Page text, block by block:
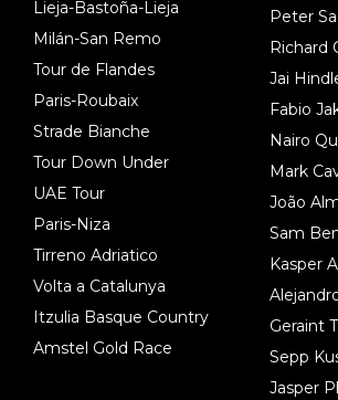
Lieja-Bastoña-Lieja
Milán-San Remo
Tour de Flandes
Paris-Roubaix
Strade Bianche
Tour Down Under
UAE Tour
Paris-Niza
Tirreno Adriatico
Volta a Catalunya
Itzulia Basque Country
Amstel Gold Race
Peter
Richard
Jai
Fabio
Nairo
Mark
João
Sam
Kasper
Geraint
Sepp
Jasper